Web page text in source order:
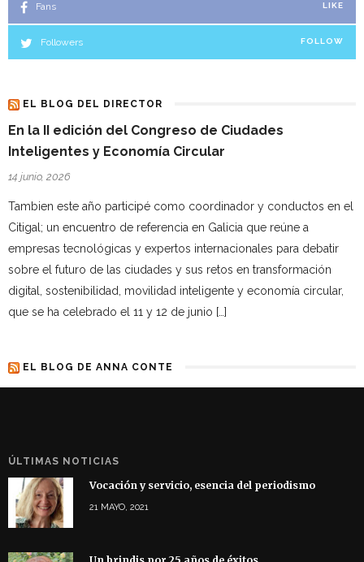
Fans LIKE
Followers FOLLOW
EL BLOG DEL DIRECTOR
En la II edición del Congreso de Ciudades
Inteligentes y Economía Circular
14 junio, 2026
Tambien este año participé como coordinador y conductos en el
Citigal; un encuentro de referencia en Galicia que reúne a
empresas tecnológicas y expertos internacionales para debatir
sobre el futuro de las ciudades y sus retos en transformación
digital, sostenibilidad, movilidad inteligente y economía circular,
que se ha celebrado el 11 y 12 de junio […]
EL BLOG DE ANNA CONTE
ÚLTIMAS NOTICIAS
Vocación y servicio, esencia del periodismo
21 MAYO, 2021